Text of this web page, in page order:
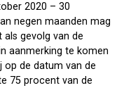
2020 – 30
negen maanden mag
gevolg van de
aanmerking te komen
de datum van de
75 procent van de